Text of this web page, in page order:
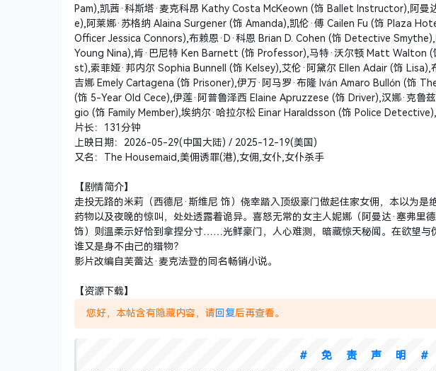
Pam),凯茜·科斯塔·麦克科昂 Kathy Costa McKeown (饰 Ballet Instructor),阿曼
e),阿莱娜·苏格纳 Alaina Surgener (饰 Amanda),凯伦·傅 Cailen Fu (饰 Plaza
Officer Jessica Connors),布赖恩·D·科恩 Brian D. Cohen (饰 Detective
Young Nina),肯·巴尼特 Ken Barnett (饰 Professor),马特·沃尔顿 Matt Walton (
st),索菲娅·邦内尔 Sophia Bunnell (饰 Kelsey),艾伦·阿黛尔 Ellen Adair (饰 Lisa),
吉娜 Emely Cartagena (饰 Prisoner),伊万·阿马罗·布隆 Iván Amaro Bullón (饰
(饰 5-Year Old Cece),伊莲·阿普鲁泽西 Elaine Apruzzese (饰 Driver),汉娜·克鲁
gio (饰 Family Member),埃纳尔·哈拉尔松 Einar Haraldsson (饰 Police
片长：131分钟
上映日期：2026-05-29(中国大陆) / 2025-12-19(美国)
又名：The Housemaid,美佣诱罪(港),女佣,女仆,女仆杀手
【剧情简介】
走投无路的米莉（西德尼·斯维尼 饰）侥幸踏入顶级豪门做起住家女佣，本以为
药物以及夜晚的惊叫，处处透露着诡异。喜怒无常的女主人妮娜（阿曼达·塞弗里
饰）则温柔示好恰到拿捏分寸……光鲜豪门，人心难测，暗藏惊天秘闻。在欲望与
谁又是身不由己的猎物？
影片改编自芙蕾达·麦克法登的同名畅销小说。
【资源下载】
您好，本帖含有隐藏内容，请 回复后再查看。
#免责声明#